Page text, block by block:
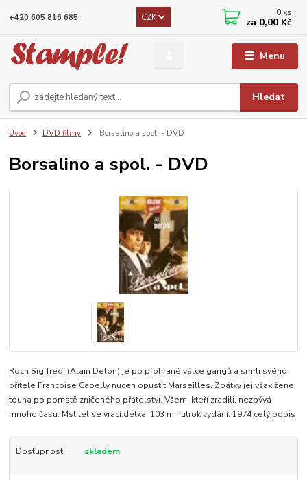
Menu
CZK
Hledat
+420 605 816 685 0 ks
za 0,00 Kč
Úvod DVD filmy Borsalino a spol. - DVD
Borsalino a spol. - DVD
Roch Sigffredi (Alain Delon) je po prohrané válce gangů a smrti svého
přítele Francoise Capelly nucen opustit Marseilles. Zpátky jej však žene
touha po pomstě zničeného přátelství. Všem, kteří zradili, nezbývá
mnoho času. Mstitel se vrací.délka: 103 minutrok vydání: 1974celý popis
Dostupnost skladem